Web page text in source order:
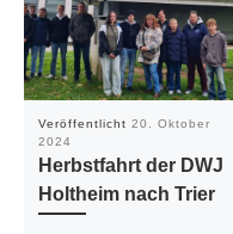
Veröffentlicht 20. Oktober
2024
Herbstfahrt der DWJ
Holtheim nach Trier